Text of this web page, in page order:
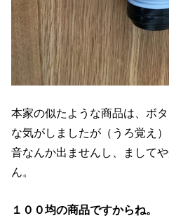
本家の似たような商品は、ボ
な気がしましたが（うろ覚え
音なんか出ませんし、まして
ん。
１００均の商品ですからね。